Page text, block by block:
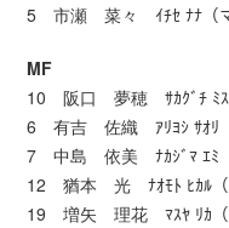
5 市瀬 菜々 ｲﾁｾ ﾅﾅ（マ
MF
10 阪口 夢穂 ｻｶｸﾞﾁ ﾐｽﾞ
6 有吉 佐織 ｱﾘﾖｼ ｻｵﾘ（
7 中島 依美 ﾅｶｼﾞﾏ ｴﾐ（
12 猶本 光 ﾅｵﾓﾄ ﾋｶﾙ（
19 増矢 理花 ﾏｽﾔ ﾘｶ（